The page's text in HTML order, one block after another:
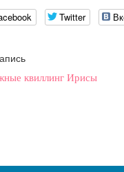
Twitter
квиллинг Ирисы